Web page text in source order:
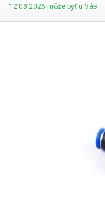
12.08.2026 môže byť u Vás